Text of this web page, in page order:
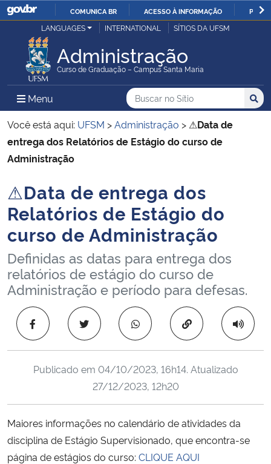
IR
O
COMUNICA BR ACESSO À INFORMAÇÃO
Ministério da Justiça e Segurança Pública
Ministério da Defesa
Ministério das Relações Exteriores
Ministério da Economia
Ministério da Infraestrutura
Ministério da Agricultura, Pecuária e Abastecimento
Ministério da Cidadania
Ministério da Saúde
Ministério da Ciência, Tecnologia, Inovações e Comunicações
Ministério do Turismo
LANGUAGES INTERNATIONAL SÍTIOS DA UFSM
Administração
Curso de Graduação – Campus Santa Maria
Menu Menu Principal do Sítio
Busca
Buscar no no Sítio
Busca:
Você está aqui: UFSM >Administração > ⚠Data de
entrega dos Relatórios de Estágio do curso de
Administração
Início do conteúdo
⚠Data de entrega dos
Relatórios de Estágio do
curso de Administração
Definidas as datas para entrega dos
relatórios de estágio do curso de
Administração e período para defesas.
Copiar para área
Publicado em 04/10/2023, 16h14. Atualizado
27/12/2023, 12h20
Maiores informações no calendário de atividades da
disciplina de Estágio Supervisionado, que encontra-se
página de estágios do curso: CLIQUE AQUI